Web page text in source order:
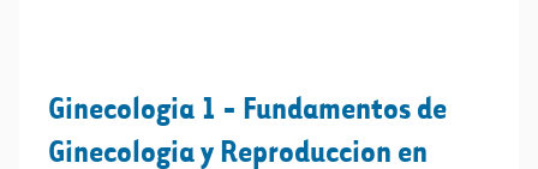
Ginecologia 1 - Fundamentos de
Ginecologia y Reproduccion en